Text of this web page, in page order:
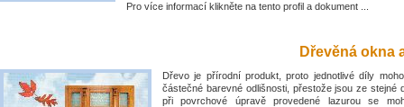
Pro více informací klikněte na tento profil a dokument ...
Dřevěná okna
Dřevo je přírodní produkt, proto jednotlivé díly
částečné barevné odlišnosti, přestože jsou ze stejné
při povrchové úpravě provedené lazurou se